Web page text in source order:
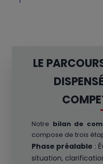
LE
Notre bilan de
compose de trois
Phase préalable :
situation,